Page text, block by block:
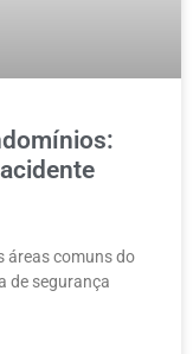
comuns do
de segurança